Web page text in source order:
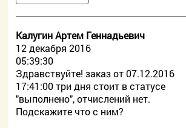
Калугин Артем Геннадьевич
12 декабря 2016
05:39:30
Здравствуйте! заказ от 07.12.2016
17:41:00 три дня стоит в статусе
"выполнено", отчислений нет.
Подскажите что с ним?